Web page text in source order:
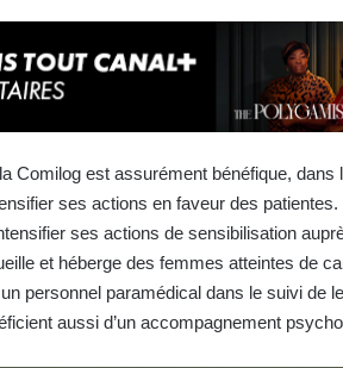
Comilog est assurément bénéfique, dans
ses actions en faveur des patientes.
ses actions de sensibilisation
et héberge des femmes atteintes de
personnel paramédical dans le suivi de
aussi d’un accompagnement